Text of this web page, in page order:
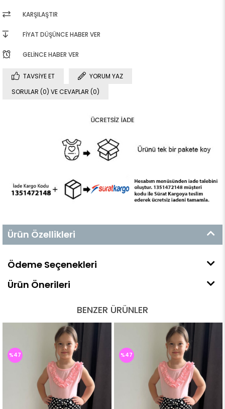
KARŞILAŞTIR
FIYAT DÜŞÜNCE HABER VER
GELINCE HABER VER
TAVSIYE ET
YORUM YAZ
SORULAR (0) VE CEVAPLAR (0)
Ürün Özellikleri
Ödeme Seçenekleri
Ürün Önerileri
BENZER ÜRÜNLER
%47 %47